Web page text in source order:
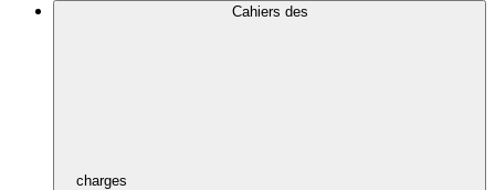
Cahiers des
charges